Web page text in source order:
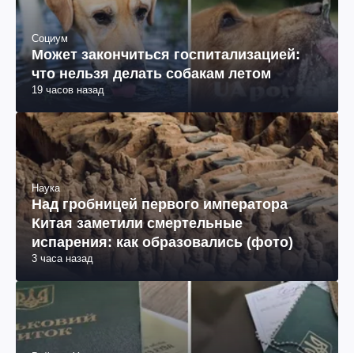
Социум
Может закончиться госпитализацией:
что нельзя делать собакам летом
19 часов назад
Наука
Над гробницей первого императора
Китая заметили смертельные
испарения: как образовались (фото)
3 часа назад